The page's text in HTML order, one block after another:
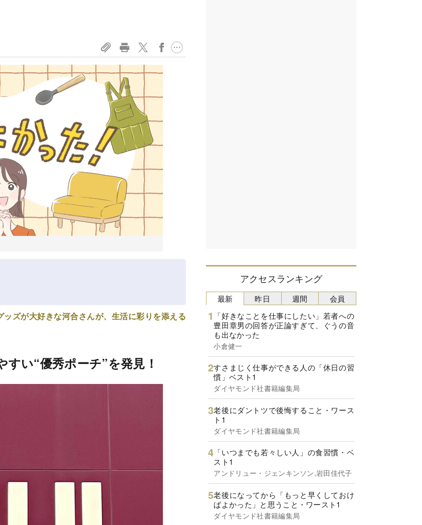
ズが大好きな河合さんが、生活に彩りを添える
い“優秀ポーチ”を発見！
アクセスランキング
最新
「好きなことを仕事にしたい」若者への
豊田章男の回答が正論すぎて、ぐうの音
も出なかった
小倉健一
すさまじく仕事ができる人の「休日の習
慣」ベスト1
ダイヤモンド社書籍編集局
老後にダントツで後悔すること・ワース
ト1
ダイヤモンド社書籍編集局
「いつまでも若々しい人」の食習慣・ベ
スト1
アンドリュー・ジェンキンソン,岩田佳代子
老後になってから「もっと早くしておけ
ばよかった」と思うこと・ワースト1
ダイヤモンド社書籍編集局
昨日 週間 会員